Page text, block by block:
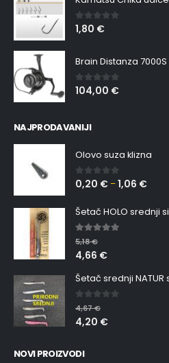
0 out of 5
1,80 €
Brain Distanza 7000S
0out of 5
104,00 €
NAJPRODAVANIJI
Olovo suza klizna
0 out of 5
0,20 € –1,06 €
5.00out of 5
5,18€
4,66 €
0 out of 5
4,67€
4,20 €
NOVI PROIZVODI